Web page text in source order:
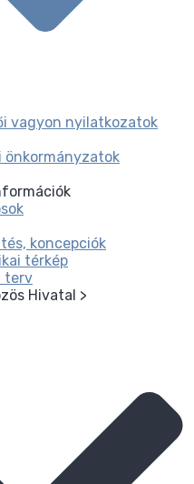
vagyon nyilatkozatok
önkormányzatok
koncepciók
térkép
terv
Hivatal >